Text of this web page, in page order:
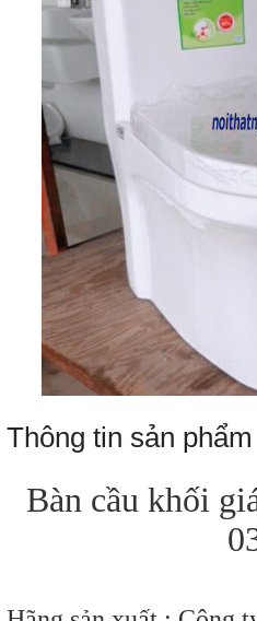
Thông tin sản phẩm
Bàn cầu khối